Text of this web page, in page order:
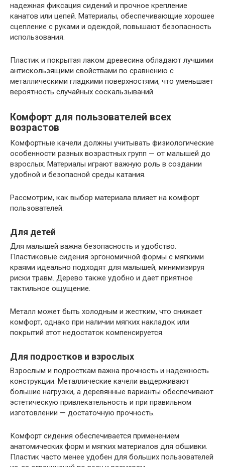
надежная фиксация сидений и прочное крепление
канатов или цепей. Материалы, обеспечивающие хорошее
сцепление с руками и одеждой, повышают безопасность
использования.
Пластик и покрытая лаком древесина обладают лучшими
антискользящими свойствами по сравнению с
металлическими гладкими поверхностями, что уменьшает
вероятность случайных соскальзываний.
Комфорт для пользователей всех
возрастов
Комфортные качели должны учитывать физиологические
особенности разных возрастных групп — от малышей до
взрослых. Материалы играют важную роль в создании
удобной и безопасной среды катания.
Рассмотрим, как выбор материала влияет на комфорт
пользователей.
Для детей
Для малышей важна безопасность и удобство.
Пластиковые сидения эргономичной формы с мягкими
краями идеально подходят для малышей, минимизируя
риски травм. Дерево также удобно и дает приятное
тактильное ощущение.
Металл может быть холодным и жестким, что снижает
комфорт, однако при наличии мягких накладок или
покрытий этот недостаток компенсируется.
Для подростков и взрослых
Взрослым и подросткам важна прочность и надежность
конструкции. Металлические качели выдерживают
большие нагрузки, а деревянные варианты обеспечивают
эстетическую привлекательность и при правильном
изготовлении — достаточную прочность.
Комфорт сидения обеспечивается применением
анатомических форм и мягких материалов для обшивки.
Пластик часто менее удобен для больших пользователей